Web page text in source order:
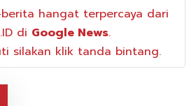
hangat terpercaya dari
di Google News.
silakan klik tanda bintang.